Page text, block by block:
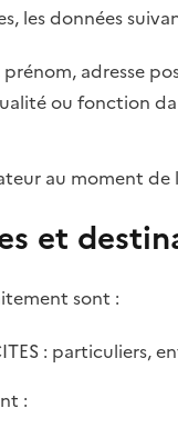
les données
adresse
ou fonction
au moment
et
sont :
: particuliers,
: